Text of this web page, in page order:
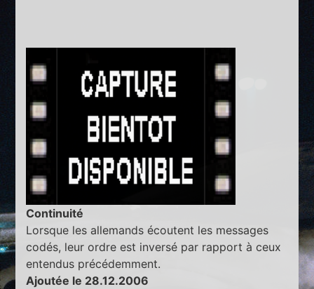
Continuité
Lorsque les allemands écoutent les messages
codés, leur ordre est inversé par rapport à ceux
entendus précédemment.
Ajoutée le 28.12.2006